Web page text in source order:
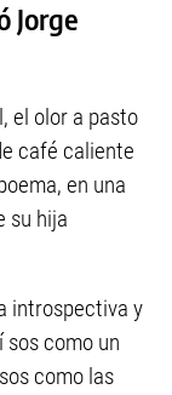
Jorge
el olor a pasto
café caliente
en una
su hija
introspectiva y
sos como un
como las